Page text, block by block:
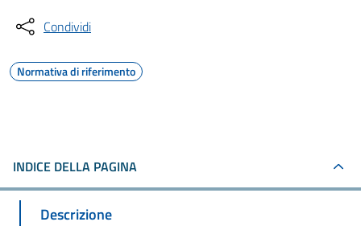
Condividi
Normativa di riferimento
INDICE DELLA PAGINA
Descrizione